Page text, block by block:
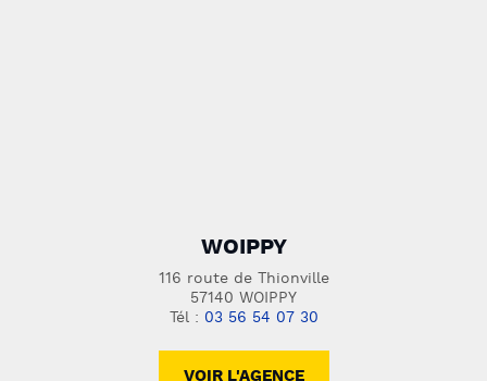
WOIPPY
116 route de Thionville
57140 WOIPPY
Tél : 03 56 54 07 30